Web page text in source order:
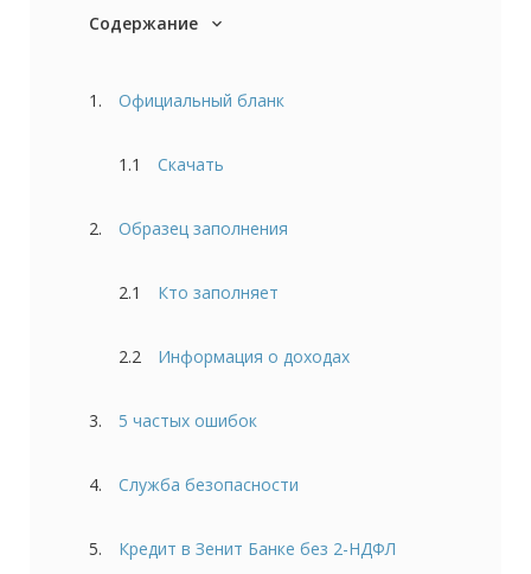
Содержание expand_more
1. Официальный бланк
1.1 Скачать
2. Образец заполнения
2.1 Кто заполняет
2.2 Информация о доходах
3. 5 частых ошибок
4. Служба безопасности
5. Кредит в Зенит Банке без 2-НДФЛ